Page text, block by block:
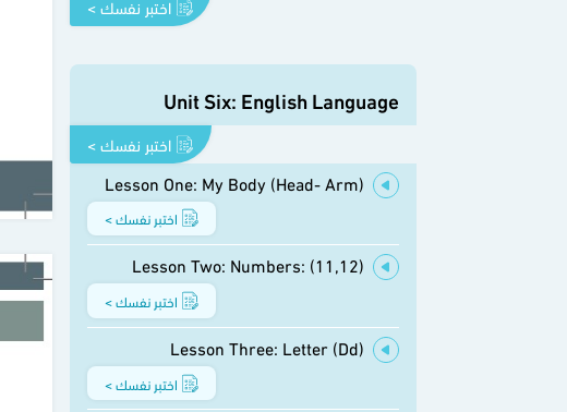
اختبر نفسك >
Unit Six: English Language
اختبر نفسك >
Lesson One: My Body (Head- Arm)
اختبر نفسك >
Lesson Two: Numbers: (11,12)
اختبر نفسك >
Lesson Three: Letter (Dd)
اختبر نفسك >